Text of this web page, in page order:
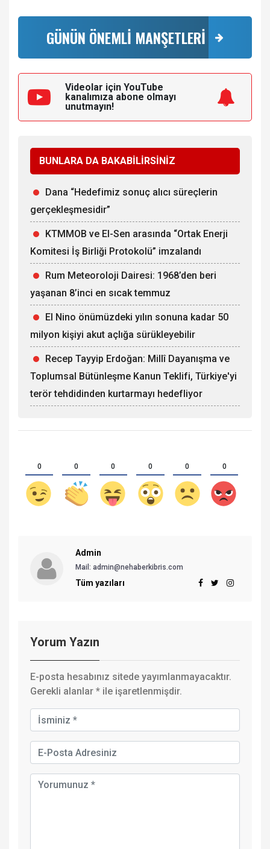
GÜNÜN ÖNEMLİ MANŞETLERİ
Videolar için YouTube
kanalımıza abone olmayı
unutmayın!
BUNLARA DA BAKABİLİRSİNİZ
Dana “Hedefimiz sonuç alıcı süreçlerin
gerçekleşmesidir”
KTMMOB ve El-Sen arasında “Ortak Enerji
Komitesi İş Birliği Protokolü” imzalandı
Rum Meteoroloji Dairesi: 1968’den beri
yaşanan 8’inci en sıcak temmuz
El Nino önümüzdeki yılın sonuna kadar 50
milyon kişiyi akut açlığa sürükleyebilir
Recep Tayyip Erdoğan: Millî Dayanışma ve
Toplumsal Bütünleşme Kanun Teklifi, Türkiye'yi
terör tehdidinden kurtarmayı hedefliyor
0 0 0 0 0 0
Admin
Mail: admin@nehaberkibris.com
Tüm yazıları
Yorum Yazın
E-posta hesabınız sitede yayımlanmayacaktır.
Gerekli alanlar * ile işaretlenmişdir.